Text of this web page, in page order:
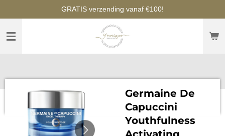
naar
hoofdinhoud
GRATIS verzending vanaf €100!
Germaine De
Capuccini
Youthfulness